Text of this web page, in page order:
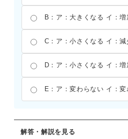
B：ア：大きくなる イ：増
C：ア：小さくなる イ：減
D：ア：小さくなる イ：増
E：ア：変わらない イ：変
解答・解説を見る